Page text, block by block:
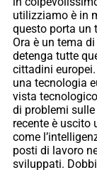
utilizziamo è in
questo porta un
Ora è un tema
detenga tutte
cittadini
una tecnologia
vista
di problemi
recente è uscito
come
posti di lavoro
sviluppati.